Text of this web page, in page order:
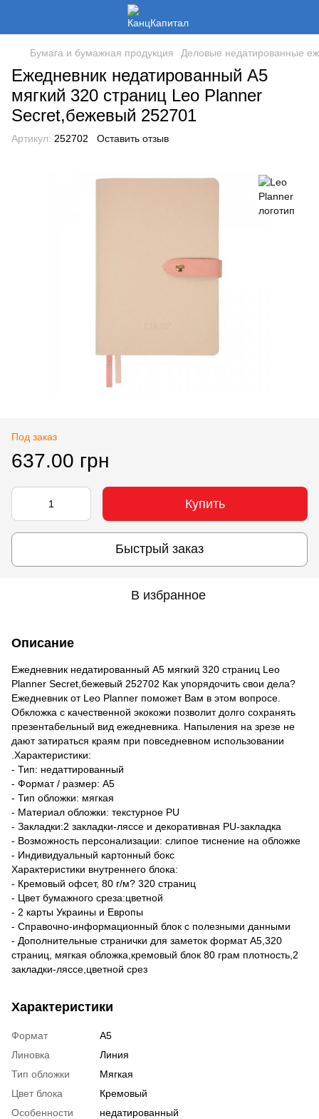
Бумага и бумажная продукция Деловые недатированные
Ежедневник недатированный А5
мягкий 320 страниц Leo Planner
Secret,бежевый 252701
Артикул: 252702 Оставить отзыв
Под заказ
637.00 грн
Купить
Быстрый заказ
В избранное
Описание
Ежедневник недатированный А5 мягкий 320 страниц Leo
Planner Secret,бежевый 252702 Как упорядочить свои дела?
Ежедневник от Leo Planner поможет Вам в этом вопросе.
Обкложка с качественной экокожи позволит долго сохранять
презентабельный вид ежедневника. Напыления на зрезе не
дают затираться краям при повседневном использовании
.Характеристики:
- Тип: недаттированный
- Формат / размер: A5
- Тип обложки: мягкая
- Материал обложки: текстурное PU
- Закладки:2 закладки-ляссе и декоративная PU-закладка
- Возможность персонализации: слипое тиснение на обложке
- Индивидуальный картонный бокс
Характеристики внутреннего блока:
- Кремовый офсет, 80 г/м? 320 страниц
- Цвет бумажного среза:цветной
- 2 карты Украины и Европы
- Справочно-информационный блок с полезными данными
- Дополнительные странички для заметок формат А5,320
страниц, мягкая обложка,кремовый блок 80 грам плотность,2
закладки-ляссе,цветной срез
Характеристики
Формат
А5
Линовка
Линия
Тип обложки
Мягкая
Цвет блока
Кремовый
Особенности
недатированный